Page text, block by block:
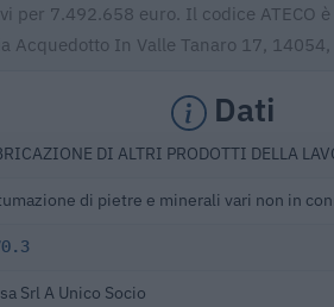
per 7.492.658 euro. Il codice ATECO
Acquedotto In Valle Tanaro 17, 14054,
Dati
DI ALTRI PRODOTTI DELLA
di pietre e minerali vari non in
Srl A Unico Socio